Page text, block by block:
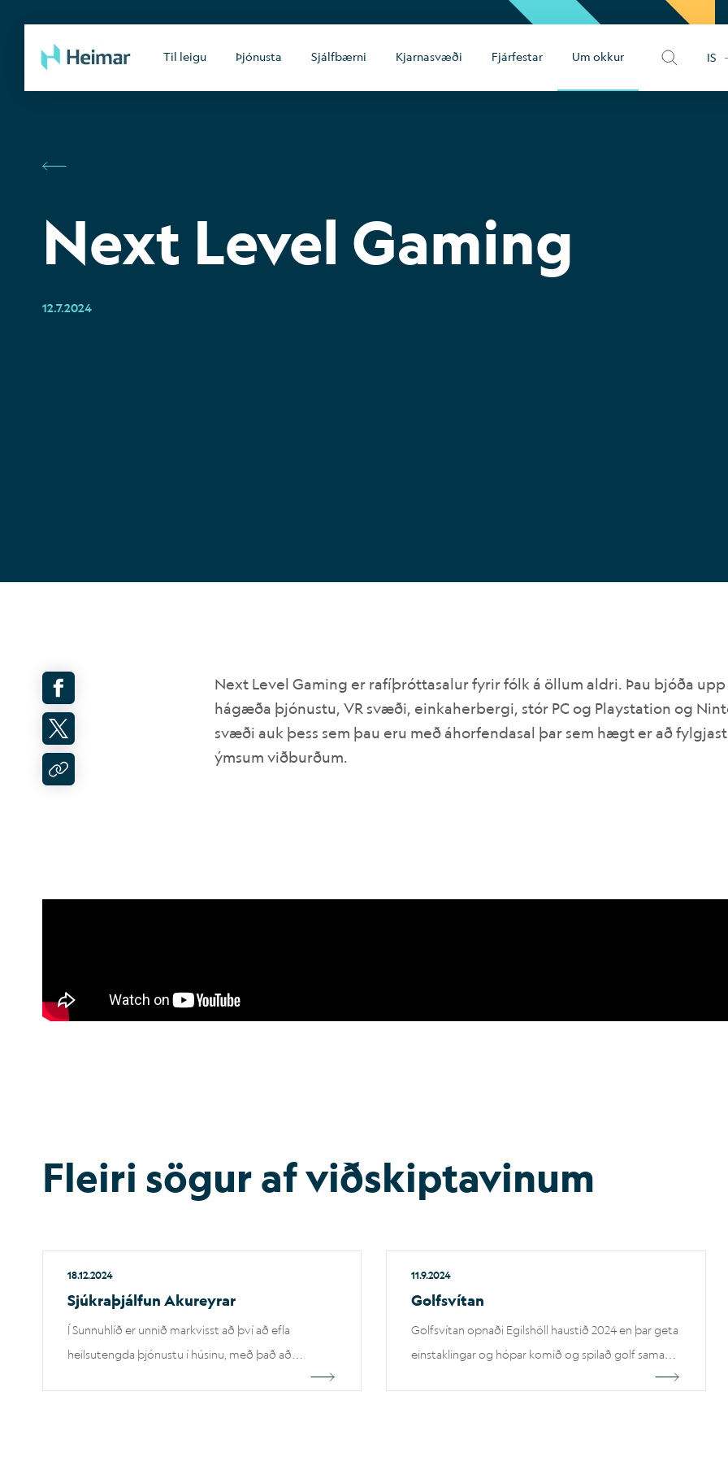
Til leigu Þjónusta Sjálfbærni Kjarnasvæði Fjárfestar Um okkur IS
Next Level Gaming
12.7.2024
Next Level Gaming er rafíþróttasalur fyrir fólk á öllum aldri. Þau bjóða upp
hágæða þjónustu, VR svæði, einkaherbergi, stór PC og Playstation og
svæði auk þess sem þau eru með áhorfendasal þar sem hægt er að
ýmsum viðburðum.
Fleiri sögur af viðskiptavinum
18.12.2024
Sjúkraþjálfun Akureyrar
Í Sunnuhlíð er unnið markvisst að því að efla
heilsutengda þjónustu í húsinu, með það að
markmiði að skapa glæsilegan og framúrskarandi
11.9.2024
Golfsvítan
Golfsvítan opnaði Egilshöll haustið 2024 en þar geta
einstaklingar og hópar komið og spilað golf saman
eða stundað golfæfingar í ró og næði við frábærar